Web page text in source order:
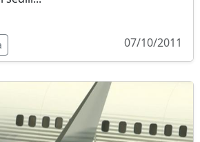
07/10/2011